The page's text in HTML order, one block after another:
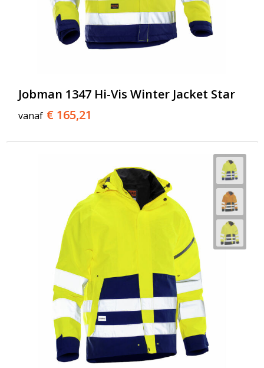
Jobman 1347 Hi-Vis Winter Jacket Star
vanaf € 165,21